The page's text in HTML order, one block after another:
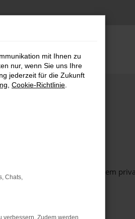
Browser oder in einem
mit Ihnen zu
nur, wenn Sie uns Ihre
jederzeit für die Zukunft
Cookie-Richtlinie
Chats,
verbessern. Zudem werden